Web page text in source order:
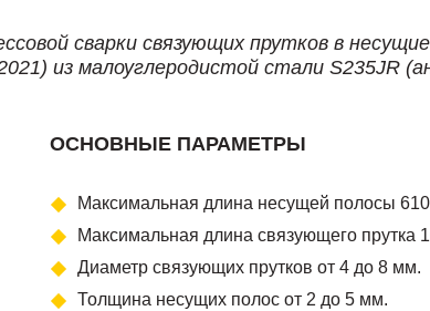
сварки связующих прутков в
из малоуглеродистой стали S235JR
ОСНОВНЫЕ ПАРАМЕТРЫ
Максимальная длина несущей полосы
Максимальная длина связующего прутка
Диаметр связующих прутков от 4 до 8 мм.
Толщина несущих полос от 2 до 5 мм.